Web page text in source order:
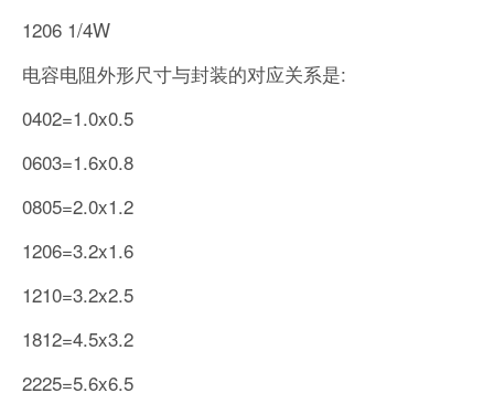
1206 1/4W
电容电阻外形尺寸与封装的对应关系是:
0402=1.0x0.5
0603=1.6x0.8
0805=2.0x1.2
1206=3.2x1.6
1210=3.2x2.5
1812=4.5x3.2
2225=5.6x6.5